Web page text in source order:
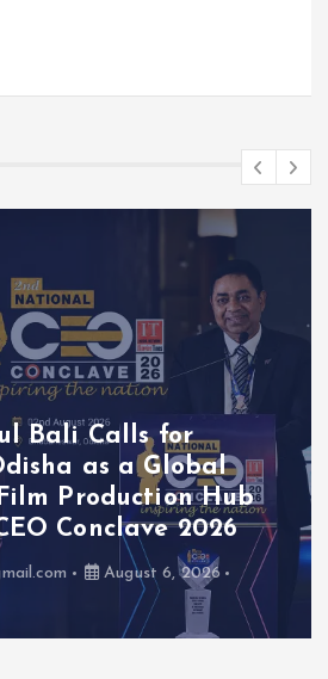
Bali Calls for
as a Global
Production Hub
Conclave 2026
August 6, 2026